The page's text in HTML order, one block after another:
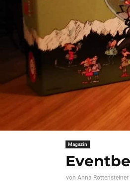
Magazin
von Anna Rottensteiner